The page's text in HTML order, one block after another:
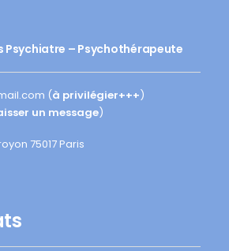
Psychiatre – Psychothérapeute
(à privilégier+++)
un message)
75017 Paris